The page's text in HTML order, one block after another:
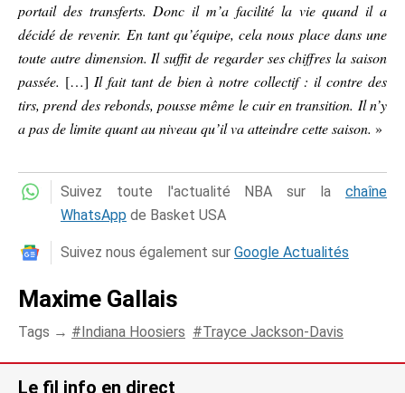
portail des transferts. Donc il m’a facilité la vie quand il a
décidé de revenir. En tant qu’équipe, cela nous place dans une
toute autre dimension. Il suffit de regarder ses chiffres la saison
passée. […] Il fait tant de bien à notre collectif : il contre des
tirs, prend des rebonds, pousse même le cuir en transition. Il n’y
a pas de limite quant au niveau qu’il va atteindre cette saison. »
Suivez toute l'actualité NBA sur la chaîne
WhatsApp de Basket USA
Suivez nous également sur Google Actualités
Maxime Gallais
Tags → Indiana Hoosiers Trayce Jackson-Davis
Le fil info en direct